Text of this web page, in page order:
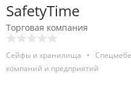
SafetyTime
Торговая компания
Сейфы и хранилища •
компаний и предприятий